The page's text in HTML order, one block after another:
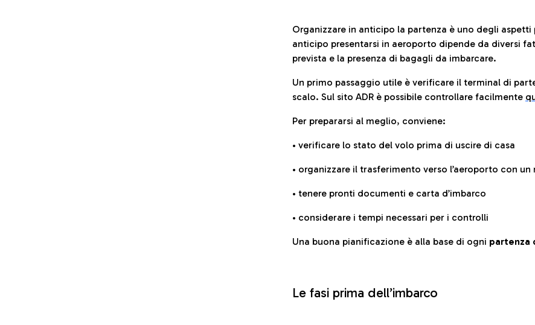
Organizzare in anticipo la partenza è uno degli
anticipo presentarsi in aeroporto dipende da diversi
prevista e la presenza di bagagli da imbarcare.
Un primo passaggio utile è verificare il terminal di
scalo. Sul sito ADR è possibile controllare facilmente
Per prepararsi al meglio, conviene:
• verificare lo stato del volo prima di uscire di casa
• organizzare il trasferimento verso l’aeroporto con
• tenere pronti documenti e carta d’imbarco
• considerare i tempi necessari per i controlli
Una buona pianificazione è alla base di ogni partenza
Le fasi prima dell’imbarco